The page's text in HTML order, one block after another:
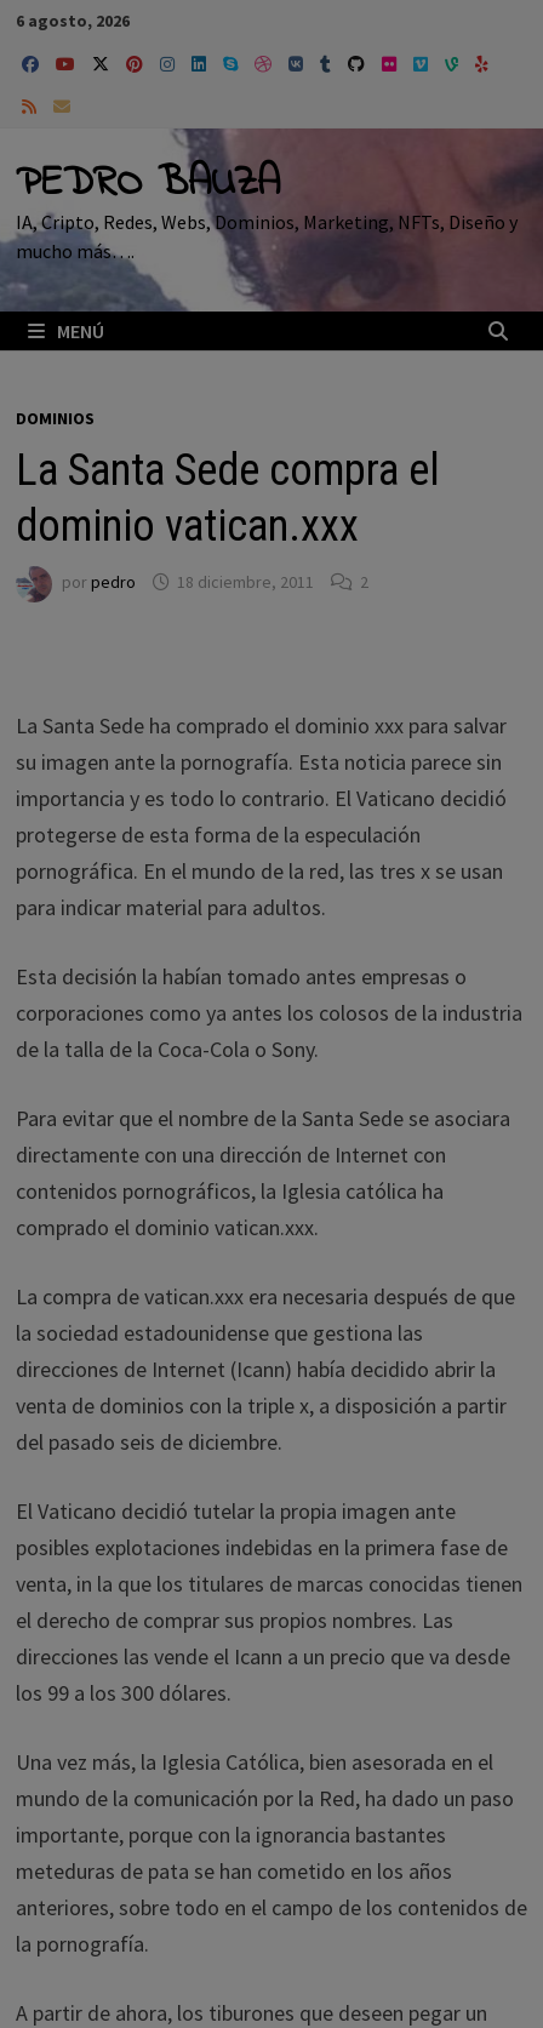
Saltar
contenido
6 agosto, 2026
PEDRO BAUZA
IA, Cripto, Redes, Webs, Dominios, Marketing, NFTs, Diseño y
mucho más….
MENÚ
DOMINIOS
La Santa Sede compra el
dominio vatican.xxx
porpedro 18 diciembre, 2011 2
La Santa Sede ha comprado el dominio xxx para salvar
su imagen ante la pornografía. Esta noticia parece sin
importancia y es todo lo contrario. El Vaticano decidió
protegerse de esta forma de la especulación
pornográfica. En el mundo de la red, las tres x se usan
para indicar material para adultos.
Esta decisión la habían tomado antes empresas o
corporaciones como ya antes los colosos de la industria
de la talla de la Coca-Cola o Sony.
Para evitar que el nombre de la Santa Sede se asociara
directamente con una dirección de Internet con
contenidos pornográficos, la Iglesia católica ha
comprado el dominio vatican.xxx.
La compra de vatican.xxx era necesaria después de que
la sociedad estadounidense que gestiona las
direcciones de Internet (Icann) había decidido abrir la
venta de dominios con la triple x, a disposición a partir
del pasado seis de diciembre.
El Vaticano decidió tutelar la propia imagen ante
posibles explotaciones indebidas en la primera fase de
venta, in la que los titulares de marcas conocidas tienen
el derecho de comprar sus propios nombres. Las
direcciones las vende el Icann a un precio que va desde
los 99 a los 300 dólares.
Una vez más, la Iglesia Católica, bien asesorada en el
mundo de la comunicación por la Red, ha dado un paso
importante, porque con la ignorancia bastantes
meteduras de pata se han cometido en los años
anteriores, sobre todo en el campo de los contenidos de
la pornografía.
A partir de ahora, los tiburones que deseen pegar un